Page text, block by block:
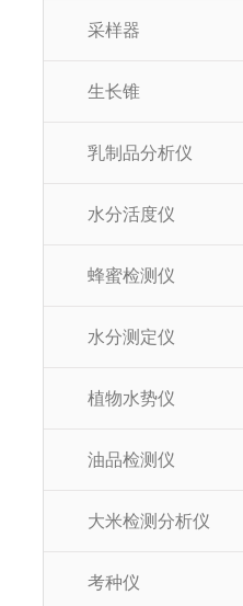
采样器
生长锥
乳制品分析仪
水分活度仪
蜂蜜检测仪
水分测定仪
植物水势仪
油品检测仪
大米检测分析仪
考种仪